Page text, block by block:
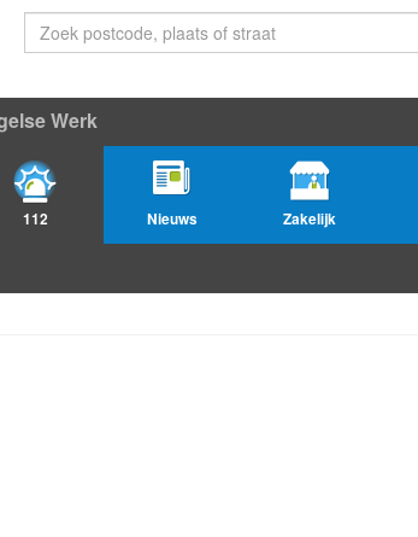
Werk
112 Nieuws Zakelijk